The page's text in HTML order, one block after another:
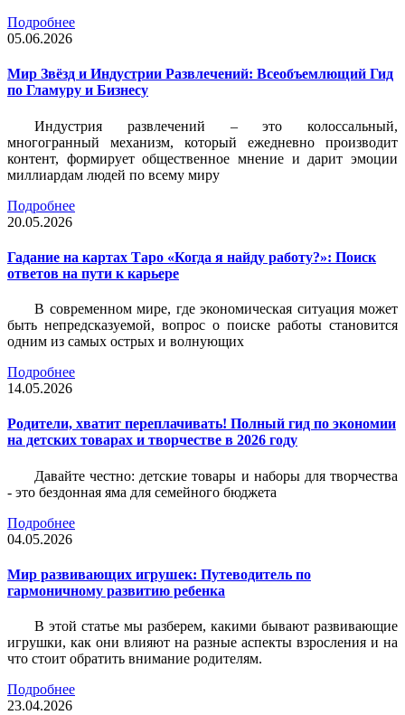
Подробнее
05.06.2026
Мир Звёзд и Индустрии Развлечений: Всеобъемлющий Гид
по Гламуру и Бизнесу
Индустрия развлечений – это колоссальный,
многогранный механизм, который ежедневно производит
контент, формирует общественное мнение и дарит эмоции
миллиардам людей по всему миру
Подробнее
20.05.2026
Гадание на картах Таро «Когда я найду работу?»: Поиск
ответов на пути к карьере
В современном мире, где экономическая ситуация может
быть непредсказуемой, вопрос о поиске работы становится
одним из самых острых и волнующих
Подробнее
14.05.2026
Родители, хватит переплачивать! Полный гид по экономии
на детских товарах и творчестве в 2026 году
Давайте честно: детские товары и наборы для творчества
- это бездонная яма для семейного бюджета
Подробнее
04.05.2026
Мир развивающих игрушек: Путеводитель по
гармоничному развитию ребенка
В этой статье мы разберем, какими бывают развивающие
игрушки, как они влияют на разные аспекты взросления и на
что стоит обратить внимание родителям.
Подробнее
23.04.2026